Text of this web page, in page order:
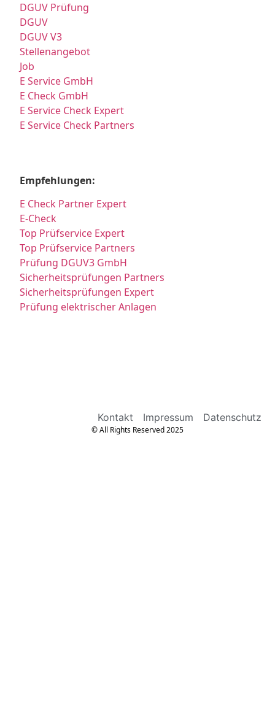
DGUV Prüfung
DGUV
DGUV V3
Stellenangebot
Job
E Service GmbH
E Check GmbH
E Service Check Expert
E Service Check Partners
Empfehlungen:
E Check Partner Expert
E-Check
Top Prüfservice Expert
Top Prüfservice Partners
Prüfung DGUV3 GmbH
Sicherheitsprüfungen Partners
Sicherheitsprüfungen Expert
Prüfung elektrischer Anlagen
Kontakt Impressum Datenschutz
© All Rights Reserved 2025